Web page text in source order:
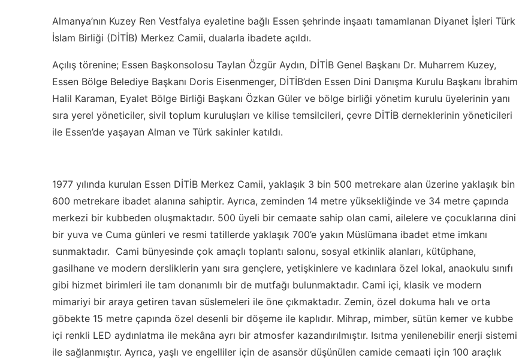
Almanya’nın Kuzey Ren Vestfalya eyaletine bağlı Essen şehrinde inşaatı tamamlanan Diyanet İşleri Türk
İslam Birliği (DİTİB) Merkez Camii, dualarla ibadete açıldı.
Açılış törenine; Essen Başkonsolosu Taylan Özgür Aydın, DİTİB Genel Başkanı Dr. Muharrem Kuzey,
Essen Bölge Belediye Başkanı Doris Eisenmenger, DİTİB’den Essen Dini Danışma Kurulu Başkanı İbrahim
Halil Karaman, Eyalet Bölge Birliği Başkanı Özkan Güler ve bölge birliği yönetim kurulu üyelerinin yanı
sıra yerel yöneticiler, sivil toplum kuruluşları ve kilise temsilcileri, çevre DİTİB derneklerinin yöneticileri
ile Essen’de yaşayan Alman ve Türk sakinler katıldı.
1977 yılında kurulan Essen DİTİB Merkez Camii, yaklaşık 3 bin 500 metrekare alan üzerine yaklaşık bin
600 metrekare ibadet alanına sahiptir. Ayrıca, zeminden 14 metre yüksekliğinde ve 34 metre çapında
merkezi bir kubbeden oluşmaktadır. 500 üyeli bir cemaate sahip olan cami, ailelere ve çocuklarına dini
bir yuva ve Cuma günleri ve resmi tatillerde yaklaşık 700’e yakın Müslümana ibadet etme imkanı
sunmaktadır. Cami bünyesinde çok amaçlı toplantı salonu, sosyal etkinlik alanları, kütüphane,
gasilhane ve modern dersliklerin yanı sıra gençlere, yetişkinlere ve kadınlara özel lokal, anaokulu sınıfı
gibi hizmet birimleri ile tam donanımlı bir de mutfağı bulunmaktadır. Cami içi, klasik ve modern
mimariyi bir araya getiren tavan süslemeleri ile öne çıkmaktadır. Zemin, özel dokuma halı ve orta
göbekte 15 metre çapında özel desenli bir döşeme ile kaplıdır. Mihrap, mimber, sütün kemer ve kubbe
içi renkli LED aydınlatma ile mekâna ayrı bir atmosfer kazandırılmıştır. Isıtma yenilenebilir enerji sistemi
ile sağlanmıştır. Ayrıca, yaşlı ve engelliler için de asansör düşünülen camide cemaati için 100 araçlık